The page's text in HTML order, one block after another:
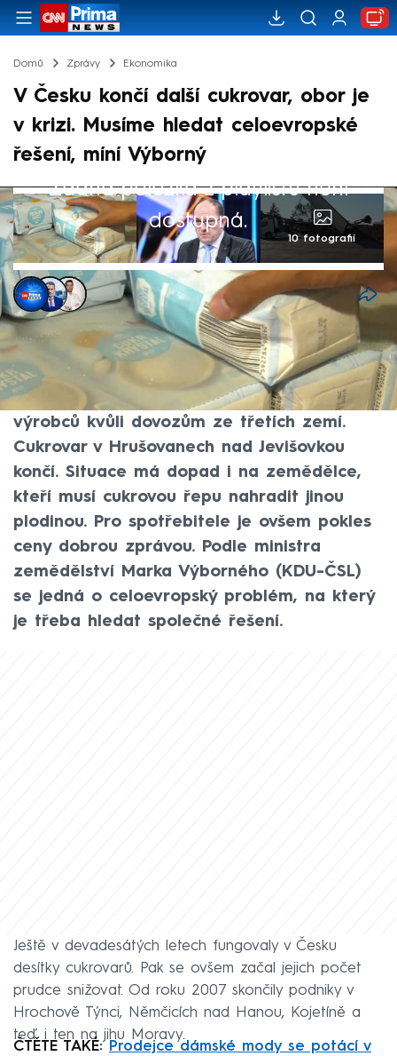
Domů Zprávy Ekonomika
V Česku končí další cukrovar, obor je
v krizi. Musíme hledat celoevropské
řešení, míní Výborný
Žádná položka z playlistu není
dostupná.
10 fotografií
CNN Prima NEWS, Jan Krejsa,
Petr Šilhán
20. bře 2025, 11:42
Cukrovarnictví má sice v Česku výraznou
tradici, nyní však prochází krizí. Cena cukru
se loni propadla o 40 procent, podle
výrobců kvůli dovozům ze třetích zemí.
Cukrovar v Hrušovanech nad Jevišovkou
končí. Situace má dopad i na zemědělce,
kteří musí cukrovou řepu nahradit jinou
plodinou. Pro spotřebitele je ovšem pokles
ceny dobrou zprávou. Podle ministra
zemědělství Marka Výborného (KDU-ČSL)
se jedná o celoevropský problém, na který
je třeba hledat společné řešení.
Ještě v devadesátých letech fungovaly v Česku
desítky cukrovarů. Pak se ovšem začal jejich počet
prudce snižovat. Od roku 2007 skončily podniky v
Hrochově Týnci, Němčicích nad Hanou, Kojetíně a
teď i ten na jihu Moravy.
ČTĚTE TAKÉ: Prodejce dámské mody se potácí v